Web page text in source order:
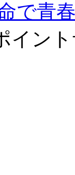
で青
イン